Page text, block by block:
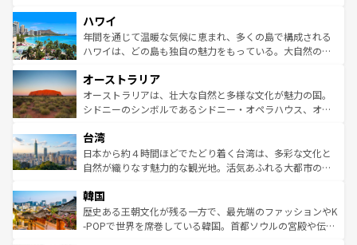
ば市内交通費無料で観光を楽しむこともできる。 なお、新
着のスイス情報はコンテンツ一覧 を参照してほしい。
のような巨大都市は、観光、ショッピング、エンターテイ
ンメントが詰まった刺激的なスポットだ。一方、アメリカ
西部には大自然が広がり、グランドキャニオンやイエロー
部のニューオーリンズでは、音楽と美食が融合した独特の
文化が魅力。旅行者はアメリカの各地域で異なる魅力を楽
しみながら、その多様性と豊かな歴史を感じることができ
ならではの贅沢な旅のスタイルだ。 なお、新着のアメリカ
情報はコンテンツ一覧を参照してほしい。
ハワイ
年間を通じて温暖な気候に恵まれ、多くの島で構成される
ハワイは、どの島も独自の魅力をもっている。大自然の神
ワイ島は見逃せない。また、定番の観光地といえばオアフ
島だが、静かな自然を求めるならマウイ島やカウアイ島が
おすすめ。エメラルドグリーンに輝く海をはじめ、豊かな
れるおもてなしの心で訪れる人々を迎えてくれるハワイの
人々、おいしいローカルフードやハワイアンミュージッ
ク、伝統的なフラダンスなど、すべてがハワイの魅力を彩
ワイを、存分に味わってほしい。 なお、新着のハワイ情報
はコンテンツ一覧を参照してほしい。
オーストラリア
オーストラリアは、壮大な自然と多様な文化が魅力の国。
シドニーのシンボルであるシドニー・オペラハウス、オー
リアリーフや大陸中央部にそびえるウルル（エアーズロッ
ク）、タスマニアの美しい原生林やケアンズの熱帯雨林な
ど、見どころがたくさん。また、カフェやワイン、オージ
いる。アクティビティも充実しており、サーフィンやダイ
ビング、ハイキングなど、アウトドア好きにはたまらな
い。オーストラリアの多彩な魅力を存分に味わいつくそ
台湾
日本から約４時間ほどでたどり着く台湾は、多彩な文化と
自然が織りなす魅力的な観光地。活気あふれる大都市の台
ン）、静ひつな山岳地帯である台湾東部など、都市の喧騒
と山間の静けさが共存しており、訪れる人に新しい発見と
驚きをもたらしてくれる。また、奥深い台湾の食文化も魅
韓国
歴史ある王朝文化が残る一方で、最先端のファッションやK
-POPで世界を席巻している韓国。首都ソウルの宮殿や伝統